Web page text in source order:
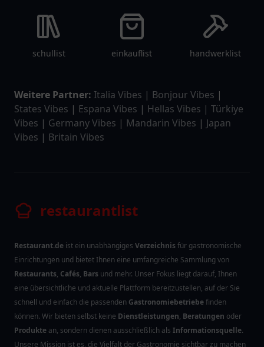
schullist einkauflist handwerklist
Weitere Partner: Italia Vibes | Bonjour Vibes |
States Vibes | Espana Vibes | Hellas Vibes | Türkiye
Vibes | Germany Vibes | Mandarin Vibes | Japan
Vibes | Britain Vibes
restaurantlist
Restaurant.de ist ein unabhängiges Verzeichnisfür gastronomische
Einrichtungen und bietet Ihnen eine umfangreiche Sammlung von
Restaurants, Cafés, Bars und mehr. Unser Fokus liegt darauf, Ihnen
eine übersichtliche und aktuelle Plattform bereitzustellen, auf der Sie
schnell und einfach die passenden Gastronomiebetriebefinden
können. Wir bieten selbst keine Dienstleistungen, Beratungen oder
Produkte an, sondern dienen ausschließlich als Informationsquelle.
Unsere Mission ist es, die Vielfalt der Gastronomie sichtbar zu machen